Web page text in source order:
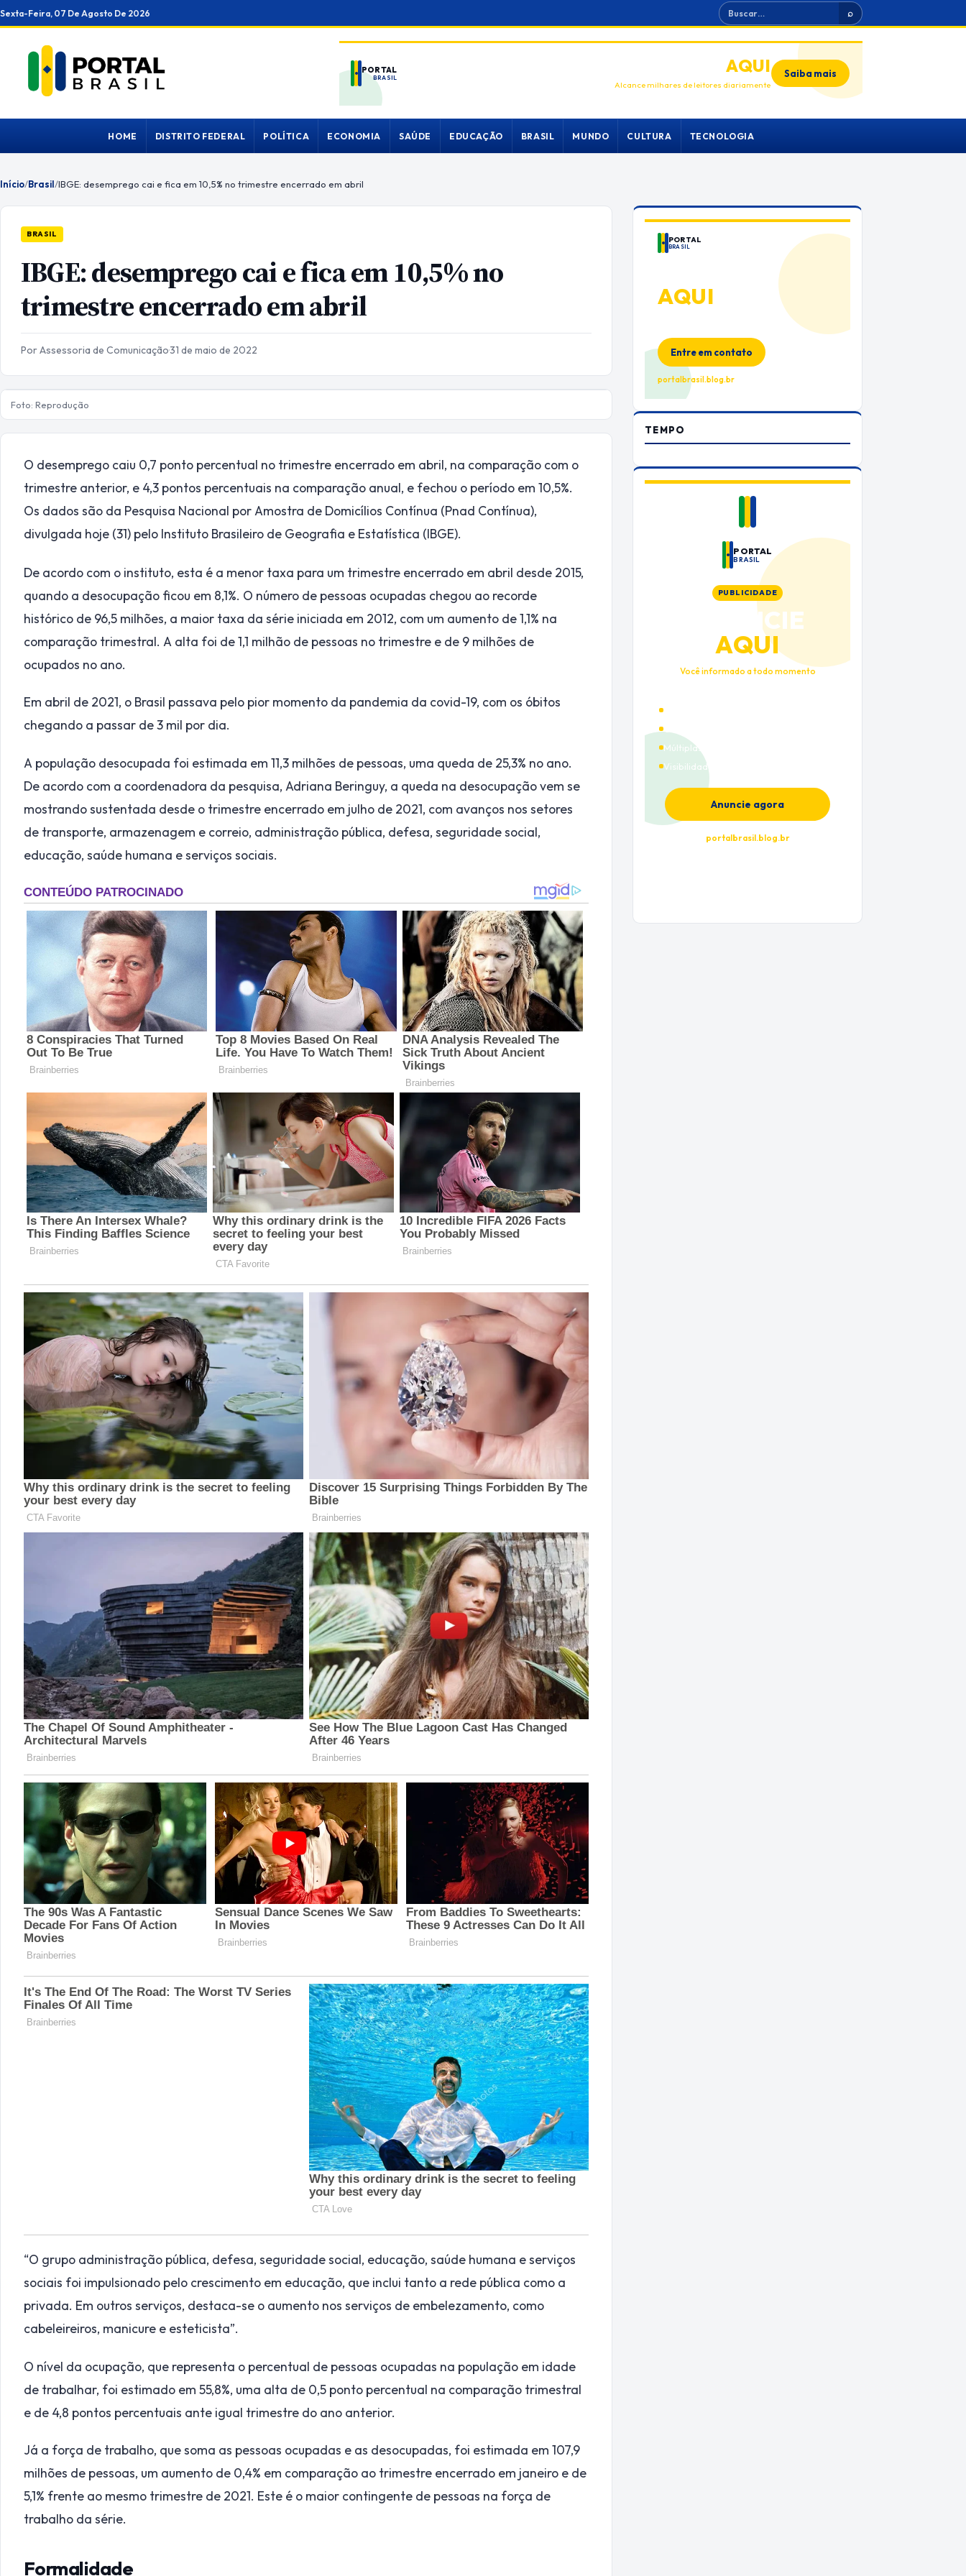
Ir
para
conteúdo
Sexta-Feira, 07 De Agosto De 2026 Buscar ⌕
PORTAL
BRASIL
ANUNCIEAQUI
Alcance milhares de leitores diariamente
Saiba mais
HOME DISTRITO FEDERAL POLÍTICA ECONOMIA SAÚDE EDUCAÇÃO BRASIL MUNDO CULTURA TECNOLOGIA
Início/Brasil/IBGE: desemprego cai e fica em 10,5% no trimestre encerrado em abril
BRASIL
IBGE: desemprego cai e fica em 10,5% no
trimestre encerrado em abril
Por Assessoria de Comunicação·31 de maio de 2022
Foto: Reprodução
O desemprego caiu 0,7 ponto percentual no trimestre encerrado em abril, na comparação com o
trimestre anterior, e 4,3 pontos percentuais na comparação anual, e fechou o período em 10,5%.
Os dados são da Pesquisa Nacional por Amostra de Domicílios Contínua (Pnad Contínua),
divulgada hoje (31) pelo Instituto Brasileiro de Geografia e Estatística (IBGE).
De acordo com o instituto, esta é a menor taxa para um trimestre encerrado em abril desde 2015,
quando a desocupação ficou em 8,1%. O número de pessoas ocupadas chegou ao recorde
histórico de 96,5 milhões, a maior taxa da série iniciada em 2012, com um aumento de 1,1% na
comparação trimestral. A alta foi de 1,1 milhão de pessoas no trimestre e de 9 milhões de
ocupados no ano.
Em abril de 2021, o Brasil passava pelo pior momento da pandemia da covid-19, com os óbitos
chegando a passar de 3 mil por dia.
A população desocupada foi estimada em 11,3 milhões de pessoas, uma queda de 25,3% no ano.
De acordo com a coordenadora da pesquisa, Adriana Beringuy, a queda na desocupação vem se
mostrando sustentada desde o trimestre encerrado em julho de 2021, com avanços nos setores
de transporte, armazenagem e correio, administração pública, defesa, seguridade social,
educação, saúde humana e serviços sociais.
“O grupo administração pública, defesa, seguridade social, educação, saúde humana e serviços
sociais foi impulsionado pelo crescimento em educação, que inclui tanto a rede pública como a
privada. Em outros serviços, destaca-se o aumento nos serviços de embelezamento, como
cabeleireiros, manicure e esteticista”.
O nível da ocupação, que representa o percentual de pessoas ocupadas na população em idade
de trabalhar, foi estimado em 55,8%, uma alta de 0,5 ponto percentual na comparação trimestral
e de 4,8 pontos percentuais ante igual trimestre do ano anterior.
Já a força de trabalho, que soma as pessoas ocupadas e as desocupadas, foi estimada em 107,9
milhões de pessoas, um aumento de 0,4% em comparação ao trimestre encerrado em janeiro e de
5,1% frente ao mesmo trimestre de 2021. Este é o maior contingente de pessoas na força de
trabalho da série.
Formalidade
PORTAL
BRASIL
AQUI
Espaço premium para sua marca
Entre em contato
portalbrasil.blog.br
TEMPO
PORTAL
BRASIL
PUBLICIDADE
ANUNCIE
AQUI
Você informado a todo momento
Múltiplas categorias
Visibilidade premium
Anuncie agora
portalbrasil.blog.br